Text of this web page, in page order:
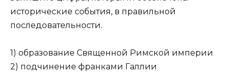
исторические события, в правильной
последовательности.
1) образование Священной Римской империи
2) подчинение франками Галлии